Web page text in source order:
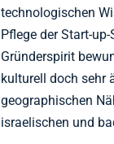
technologischen
Pflege der Start-
Gründerspirit
kulturell doch sehr
geographischen
israelischen und